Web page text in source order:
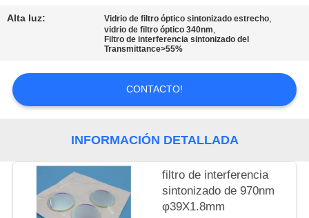
ÉNTRENOS
CONTACTO
CON
UNA
CITA
Alta luz: Vidrio de filtro óptico sintonizado estrecho,
vidrio de filtro óptico 340nm,
Filtro de interferencia sintonizado del
Transmittance>55%
CONTACTO!
INFORMACIÓN DETALLADA
filtro de interferencia
sintonizado de 970nm
φ39X1.8mm